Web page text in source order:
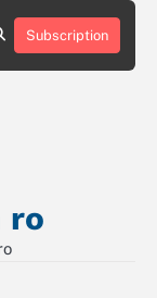
Subscription
ro